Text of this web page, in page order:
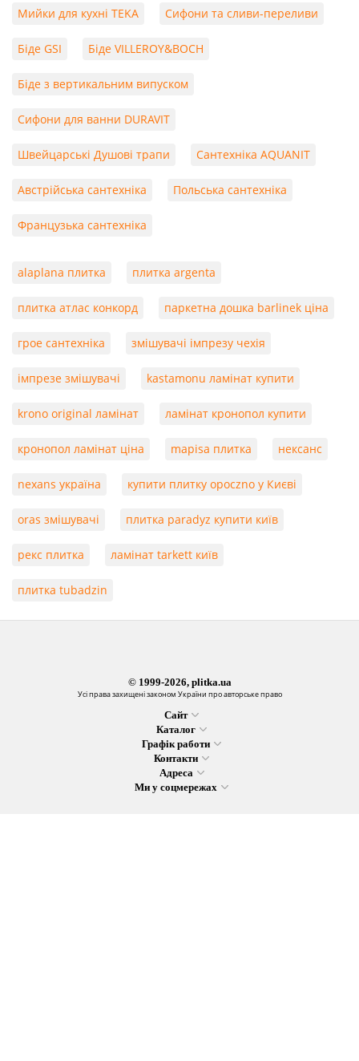
Мийки для кухні TEKA Сифони та сливи-переливи
Біде GSI Біде VILLEROY&BOCH
Біде з вертикальним випуском
Сифони для ванни DURAVIT
Швейцарські Душові трапи Сантехніка AQUANIT
Австрійська сантехніка Польська сантехніка
Французька сантехніка
alaplana плитка плитка argenta
плитка атлас конкорд паркетна дошка barlinek ціна
грое сантехніка змішувачі імпрезу чехія
імпрезе змішувачі kastamonu ламінат купити
krono original ламінат ламінат кронопол купити
кронопол ламінат ціна mapisa плитка нексанс
nexans україна купити плитку opoczno у Києві
oras змішувачі плитка paradyz купити київ
рекс плитка ламінат tarkett київ
плитка tubadzin
© 1999-2026, plitka.ua
Усі права захищені законом України про авторське право
Сайт
Каталог
Графік работи
Контакти
Адреса
Ми у соцмережах